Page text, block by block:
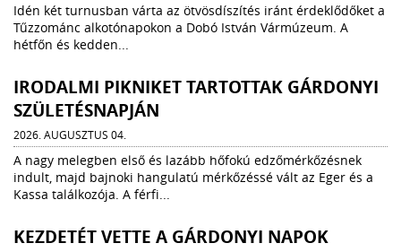
Idén két turnusban várta az ötvösdíszítés iránt érdeklődőket a
Tűzzománc alkotónapokon a Dobó István Vármúzeum. A
hétfőn és kedden...
IRODALMI PIKNIKET TARTOTTAK GÁRDONYI
SZÜLETÉSNAPJÁN
2026. AUGUSZTUS 04.
A nagy melegben első és lazább hőfokú edzőmérkőzésnek
indult, majd bajnoki hangulatú mérkőzéssé vált az Eger és a
Kassa találkozója. A férfi...
KEZDETÉT VETTE A GÁRDONYI NAPOK